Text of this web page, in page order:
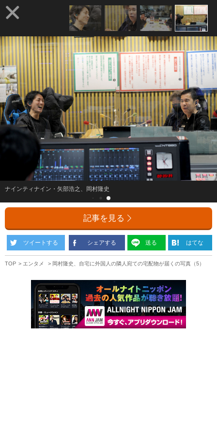
ナインティナイン・矢部浩之、岡村隆史
記事を見る
ツイートする シェアする 送る はてな
TOP エンタメ 岡村隆史、自宅に外国人の隣人宛ての宅配物が届くの写真（5）